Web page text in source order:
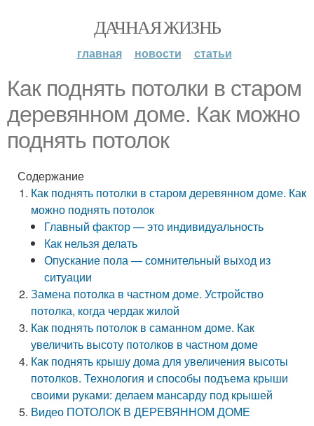
ДАЧНАЯ ЖИЗНЬ
главная новости статьи
Как поднять потолки в старом
деревянном доме. Как можно
поднять потолок
Содержание
Как поднять потолки в старом деревянном доме. Как
можно поднять потолок
Главный фактор — это индивидуальность
Как нельзя делать
Опускание пола — сомнительный выход из
ситуации
Замена потолка в частном доме. Устройство
потолка, когда чердак жилой
Как поднять потолок в саманном доме. Как
увеличить высоту потолков в частном доме
Как поднять крышу дома для увеличения высоты
потолков. Технология и способы подъема крыши
своими руками: делаем мансарду под крышей
Видео ПОТОЛОК В ДЕРЕВЯННОМ ДОМЕ